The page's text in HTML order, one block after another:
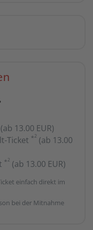
(ab 13.00 EUR)
Ticket *2 (ab 13.00
*2 (ab 13.00 EUR)
einfach direkt im
bei der Mitnahme